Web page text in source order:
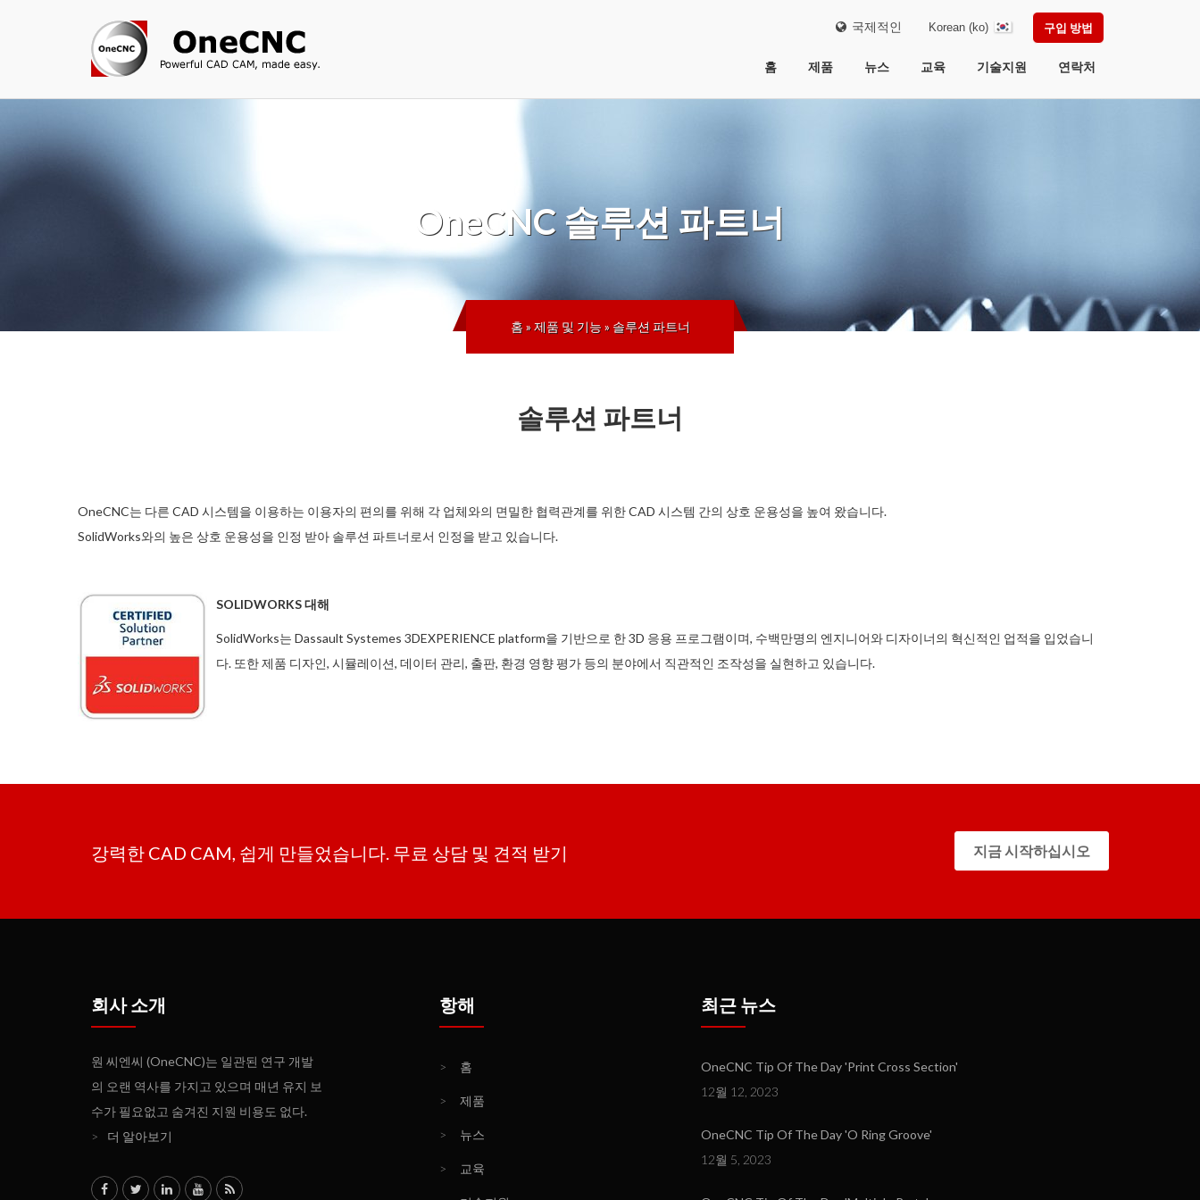
국제적인 구입 방법
Korean (ko)
홈 제품 뉴스 교육 기술지원 연락처
OneCNC솔루션 파트너
홈»제품 및 기능» 솔루션 파트너
솔루션 파트너
OneCNC는 다른 CAD 시스템을 이용하는 이용자의 편의를 위해 각 업체와의 면밀한 협력관계를 위한 CAD 시스템 간의 상호 운용성을 높여 왔습니다.
SolidWorks와의 높은 상호 운용성을 인정 받아 솔루션 파트너로서 인정을 받고 있습니다.
SOLIDWORKS 대해
SolidWorks는 Dassault Systemes 3DEXPERIENCE platform을 기반으로 한 3D 응용 프로그램이며, 수백만명의 엔지니어와 디자이너의 혁신적인 업적을 입었습니
다. 또한 제품 디자인, 시뮬레이션, 데이터 관리, 출판, 환경 영향 평가 등의 분야에서 직관적인 조작성을 실현하고 있습니다.
강력한 CAD CAM, 쉽게 만들었습니다. 무료 상담 및 견적 받기 지금 시작하십시오
회사 소개
원 씨엔씨 (OneCNC)는 일관된 연구 개발
의 오랜 역사를 가지고 있으며 매년 유지 보
수가 필요없고 숨겨진 지원 비용도 없다.
>
더 알아보기
항해
> 홈
> 제품
> 뉴스
> 교육
최근 뉴스
OneCNC Tip Of The Day 'Print Cross Section'
12월 12, 2023
OneCNC Tip Of The Day 'O Ring Groove'
12월 5, 2023